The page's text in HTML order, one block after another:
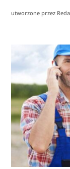
utworzone przez